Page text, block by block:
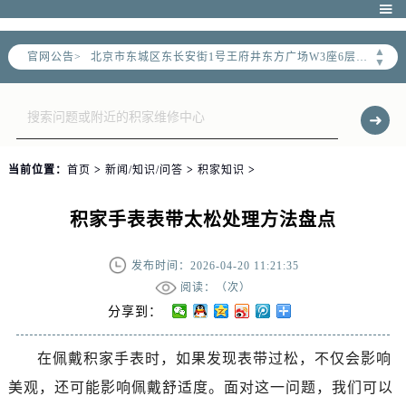

官网公告>
▲
▼
北京市朝阳区建国门外大街甲6号华熙国际中心D座11层1102室售后服务中心（需提前预约）
北京市东城区东长安街1号王府井东方广场W3座6层602室售后服务中心（需提前预约）
节假日正常营业！
当前位置： 首页 > 新闻/知识/问答 > 积家知识 >
积家手表表带太松处理方法盘点
发布时间：2026-04-20 11:21:35
阅读：（次）
分享到：
在佩戴积家手表时，如果发现表带过松，不仅会影响
美观，还可能影响佩戴舒适度。面对这一问题，我们可以